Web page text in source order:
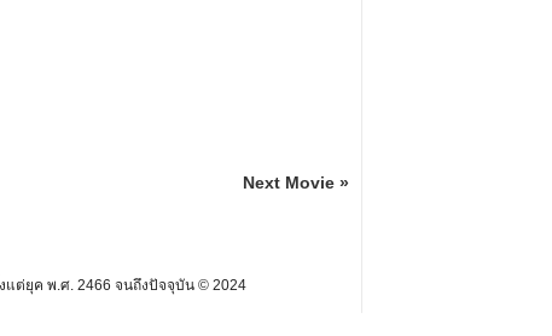
Next Movie »
แต่ยุค พ.ศ. 2466 จนถึงปัจจุบัน © 2024